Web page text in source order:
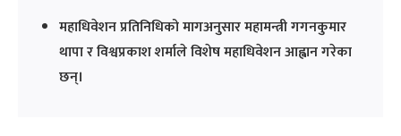
महाधिवेशन प्रतिनिधिको मागअनुसार महामन्त्री गगनकुमार
थापा र विश्वप्रकाश शर्माले विशेष महाधिवेशन आह्वान गरेका
छन्।